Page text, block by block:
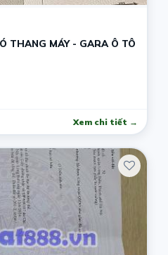
THANG MÁY - GARA Ô TÔ
Xem chi tiết →